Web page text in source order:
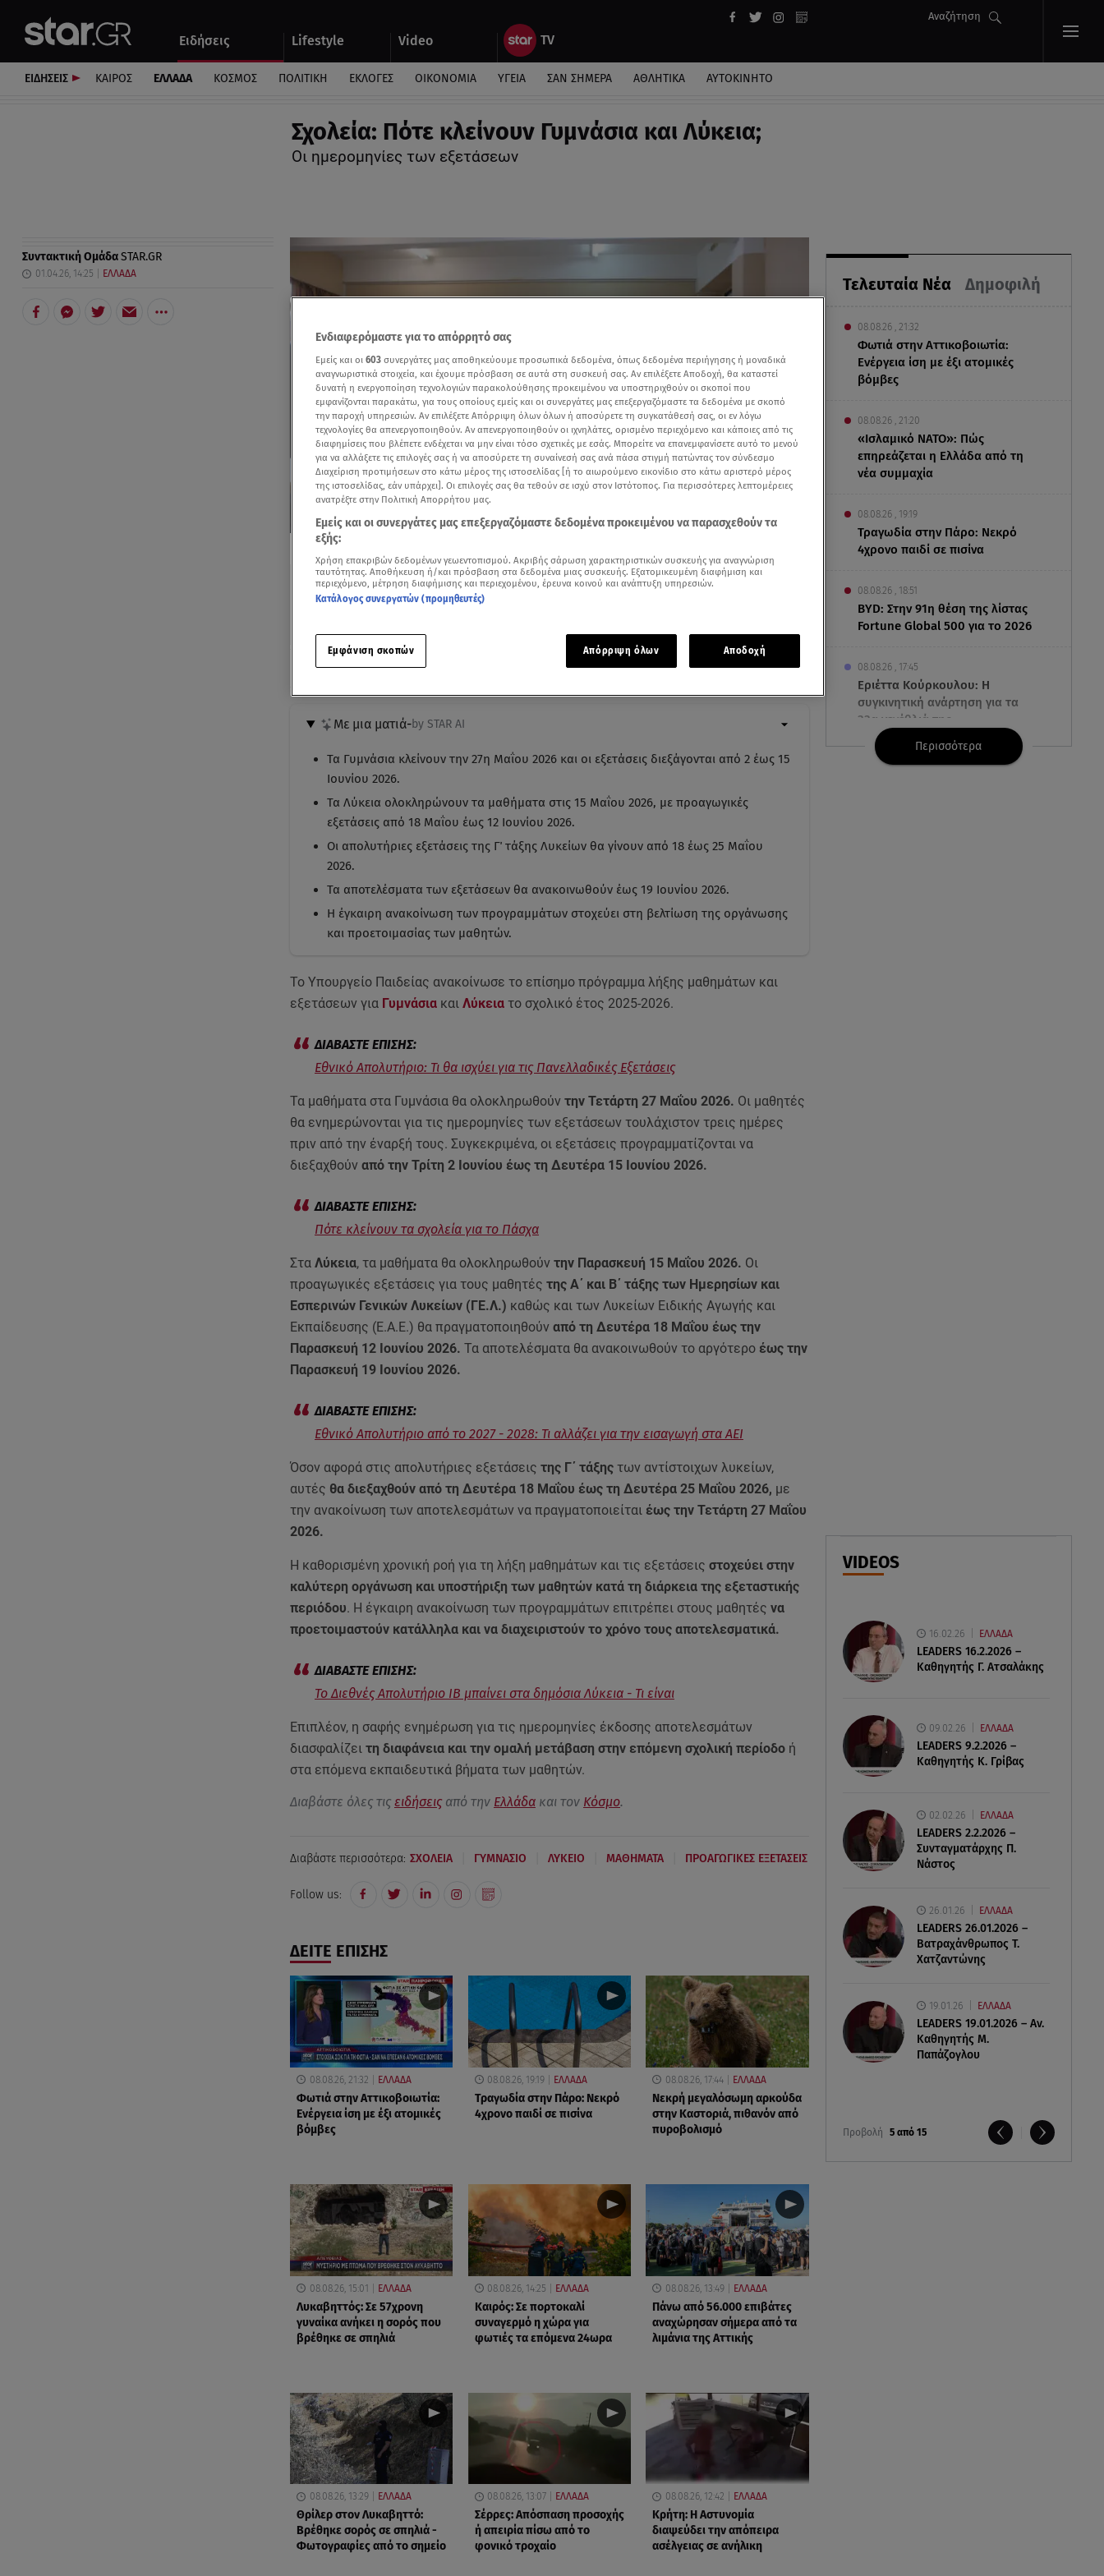
Ειδήσεις Lifestyle Video
Αναζήτηση
Αυτοκίνητο
ΕΙΔΗΣΕΙΣ ΚΑΙΡΟΣ ΕΛΛΑΔΑ ΚΟΣΜΟΣ ΠΟΛΙΤΙΚΗ ΕΚΛΟΓΕΣ ΟΙΚΟΝΟΜΙΑ ΥΓΕΙΑ ΣΑΝ ΣΗΜΕΡΑ ΑΘΛΗΤΙΚΑ ΑΥΤΟΚΙΝΗΤΟ
Σχολεία: Πότε κλείνουν Γυμνάσια και Λύκεια;
Οι ημερομηνίες των εξετάσεων
Τελευταία Νέα Δημοφιλή
08.08.26 , 21:32
Φωτιά στην Αττικοβοιωτία:
Ενέργεια ίση με έξι ατομικές
βόμβες
08.08.26 , 21:20
«Ισλαμικό ΝΑΤΟ»: Πώς
επηρεάζεται η Ελλάδα από τη
νέα συμμαχία
08.08.26 , 19:19
Τραγωδία στην Πάρο: Νεκρό
4χρονο παιδί σε πισίνα
08.08.26 , 18:51
BYD: Στην 91η θέση της λίστας
Fortune Global 500 για το 2026
08.08.26 , 17:45
Εριέττα Κούρκουλου: Η
συγκινητική ανάρτηση για τα
33α γενέθλιά της
08.08.26 , 17:44
βρέθηκε σε σπηλιά
Κατερίνα Καινούργιου: Η Πάρος
και το cool φορμάκι της
κορούλας της!
Περισσότερα
VIDEOS
16.02.26 ΕΛΛΑΔΑ
LEADERS 16.2.2026 –
Καθηγητής Γ. Ατσαλάκης
09.02.26 ΕΛΛΑΔΑ
LEADERS 9.2.2026 –
Καθηγητής Κ. Γρίβας
02.02.26 ΕΛΛΑΔΑ
LEADERS 2.2.2026 –
Συνταγματάρχης Π.
Νάστος
26.01.26 ΕΛΛΑΔΑ
LEADERS 26.01.2026 –
Βατραχάνθρωπος Τ.
Χατζαντώνης
19.01.26 ΕΛΛΑΔΑ
LEADERS 19.01.2026 – Αν.
Καθηγητής Μ.
Παπάζογλου
Προβολή 5 από 15
Συντακτική ΟμάδαSTAR.GR
01.04.26, 14:25 ΕΛΛΑΔΑ
Δείτε περισσότερα άρθρα μας στην αναζήτηση σας
Πρόσθηκη star.gr στις επιλογές σας
Δείτε περισσότερα άρθρα μας στα αποτελέσματα αναζήτησης
Ακούστε το άρθρο1:40
Με μια ματιά-by STAR AI
Τα Γυμνάσια κλείνουν την 27η Μαΐου 2026 και οι εξετάσεις διεξάγονται από 2 έως 15
Ιουνίου 2026.
Τα Λύκεια ολοκληρώνουν τα μαθήματα στις 15 Μαΐου 2026, με προαγωγικές
εξετάσεις από 18 Μαΐου έως 12 Ιουνίου 2026.
Οι απολυτήριες εξετάσεις της Γ΄ τάξης Λυκείων θα γίνουν από 18 έως 25 Μαΐου
2026.
Τα αποτελέσματα των εξετάσεων θα ανακοινωθούν έως 19 Ιουνίου 2026.
Η έγκαιρη ανακοίνωση των προγραμμάτων στοχεύει στη βελτίωση της οργάνωσης
και προετοιμασίας των μαθητών.
Το Υπουργείο Παιδείας ανακοίνωσε το επίσημο πρόγραμμα λήξης μαθημάτων και
εξετάσεων για Γυμνάσια και Λύκεια το σχολικό έτος 2025-2026.
Εθνικό Απολυτήριο: Τι θα ισχύει για τις Πανελλαδικές Εξετάσεις
Τα μαθήματα στα Γυμνάσια θα ολοκληρωθούν την Τετάρτη 27 Μαΐου 2026. Οι μαθητές
θα ενημερώνονται για τις ημερομηνίες των εξετάσεων τουλάχιστον τρεις ημέρες
πριν από την έναρξή τους. Συγκεκριμένα, οι εξετάσεις προγραμματίζονται να
διεξαχθούν από την Τρίτη 2 Ιουνίου έως τη Δευτέρα 15 Ιουνίου 2026.
Πότε κλείνουν τα σχολεία για το Πάσχα
Στα Λύκεια, τα μαθήματα θα ολοκληρωθούντην Παρασκευή 15 Μαΐου 2026. Οι
προαγωγικές εξετάσεις για τους μαθητές της Α΄ και Β΄ τάξης των Ημερησίων και
Εσπερινών Γενικών Λυκείων (ΓΕ.Λ.) καθώς και των Λυκείων Ειδικής Αγωγής και
Εκπαίδευσης (Ε.Α.Ε.) θα πραγματοποιηθούν από τη Δευτέρα 18 Μαΐου έως την
Παρασκευή 12 Ιουνίου 2026. Τα αποτελέσματα θα ανακοινωθούν το αργότερο έως την
Παρασκευή 19 Ιουνίου 2026.
Εθνικό Απολυτήριο από το 2027 - 2028: Τι αλλάζει για την εισαγωγή στα ΑΕΙ
Όσον αφορά στις απολυτήριες εξετάσεις της Γ΄ τάξηςτων αντίστοιχων λυκείων,
αυτές θα διεξαχθούν από τη Δευτέρα 18 Μαΐου έως τη Δευτέρα 25 Μαΐου 2026, με
την ανακοίνωση των αποτελεσμάτων να πραγματοποιείται έως την Τετάρτη 27 Μαΐου
2026.
Η καθορισμένη χρονική ροή για τη λήξη μαθημάτων και τις εξετάσεις στοχεύει στην
καλύτερη οργάνωση και υποστήριξη των μαθητών κατά τη διάρκεια της εξεταστικής
περιόδου. Η έγκαιρη ανακοίνωση των προγραμμάτων επιτρέπει στους μαθητές να
προετοιμαστούν κατάλληλα και να διαχειριστούν το χρόνο τους αποτελεσματικά.
Το Διεθνές Απολυτήριο IB μπαίνει στα δημόσια Λύκεια - Τι είναι
Επιπλέον, η σαφής ενημέρωση για τις ημερομηνίες έκδοσης αποτελεσμάτων
διασφαλίζει τη διαφάνεια και την ομαλή μετάβαση στην επόμενη σχολική περίοδοή
στα επόμενα εκπαιδευτικά βήματα των μαθητών.
Διαβάστε όλες τις ειδήσειςαπό την Ελλάδακαι τον Κόσμο.
Διαβάστε περισσότερα: ΣΧΟΛΕΙΑ ΓΥΜΝΑΣΙΟ ΛΥΚΕΙΟ ΜΑΘΗΜΑΤΑ ΠΡΟΑΓΩΓΙΚΕΣ ΕΞΕΤΑΣΕΙΣ
Follow us:
ΔΕΙΤΕ ΕΠΙΣΗΣ
08.08.26, 21:32 ΕΛΛΑΔΑ
Φωτιά στην Αττικοβοιωτία:
Ενέργεια ίση με έξι ατομικές
βόμβες
08.08.26, 19:19 ΕΛΛΑΔΑ
Τραγωδία στην Πάρο: Νεκρό
4χρονο παιδί σε πισίνα
08.08.26, 17:44 ΕΛΛΑΔΑ
Νεκρή μεγαλόσωμη αρκούδα
στην Καστοριά, πιθανόν από
πυροβολισμό
08.08.26, 15:01 ΕΛΛΑΔΑ
Λυκαβηττός: Σε 57χρονη
γυναίκα ανήκει η σορός που
βρέθηκε σε σπηλιά
08.08.26, 14:25 ΕΛΛΑΔΑ
Καιρός: Σε πορτοκαλί
συναγερμό η χώρα για
φωτιές τα επόμενα 24ωρα
08.08.26, 13:49 ΕΛΛΑΔΑ
Πάνω από 56.000 επιβάτες
αναχώρησαν σήμερα από τα
λιμάνια της Αττικής
08.08.26, 13:29 ΕΛΛΑΔΑ
Θρίλερ στον Λυκαβηττό:
Βρέθηκε σορός σε σπηλιά -
Φωτογραφίες από το σημείο
08.08.26, 13:07 ΕΛΛΑΔΑ
Σέρρες: Απόσπαση προσοχής
ή απειρία πίσω από το
φονικό τροχαίο
08.08.26, 12:42 ΕΛΛΑΔΑ
Κρήτη: Η Αστυνομία
διαψεύδει την απόπειρα
ασέλγειας σε ανήλικη
Ενδιαφερόμαστε για το απόρρητό σας
Εμείς και οι 603 συνεργάτες μας αποθηκεύουμε προσωπικά δεδομένα, όπως δεδομένα περιήγησης ή μοναδικά
αναγνωριστικά στοιχεία, και έχουμε πρόσβαση σε αυτά στη συσκευή σας. Αν επιλέξετε Αποδοχή, θα καταστεί
δυνατή η ενεργοποίηση τεχνολογιών παρακολούθησης προκειμένου να υποστηριχθούν οι σκοποί που
εμφανίζονται παρακάτω, για τους οποίους εμείς και οι συνεργάτες μας επεξεργαζόμαστε τα δεδομένα με σκοπό
την παροχή υπηρεσιών. Αν επιλέξετε Απόρριψη όλων όλων ή αποσύρετε τη συγκατάθεσή σας, οι εν λόγω
τεχνολογίες θα απενεργοποιηθούν. Αν απενεργοποιηθούν οι ιχνηλάτες, ορισμένο περιεχόμενο και κάποιες από τις
διαφημίσεις που βλέπετε ενδέχεται να μην είναι τόσο σχετικές με εσάς. Μπορείτε να επανεμφανίσετε αυτό το μενού
για να αλλάξετε τις επιλογές σας ή να αποσύρετε τη συναίνεσή σας ανά πάσα στιγμή πατώντας τον σύνδεσμο
Διαχείριση προτιμήσεων στο κάτω μέρος της ιστοσελίδας [ή το αιωρούμενο εικονίδιο στο κάτω αριστερό μέρος
της ιστοσελίδας, εάν υπάρχει]. Οι επιλογές σας θα τεθούν σε ισχύ στον Ιστότοπος. Για περισσότερες λεπτομέρειες
ανατρέξτε στην Πολιτική Απορρήτου μας.
Εμείς και οι συνεργάτες μας επεξεργαζόμαστε δεδομένα προκειμένου να παρασχεθούν τα
εξής:
Χρήση επακριβών δεδομένων γεωεντοπισμού. Ακριβής σάρωση χαρακτηριστικών συσκευής για αναγνώριση
ταυτότητας. Αποθήκευση ή/και πρόσβαση στα δεδομένα μιας συσκευής. Εξατομικευμένη διαφήμιση και
περιεχόμενο, μέτρηση διαφήμισης και περιεχομένου, έρευνα κοινού και ανάπτυξη υπηρεσιών.
Κατάλογος συνεργατών (προμηθευτές)
Εμφάνιση σκοπών Απόρριψη όλων Αποδοχή